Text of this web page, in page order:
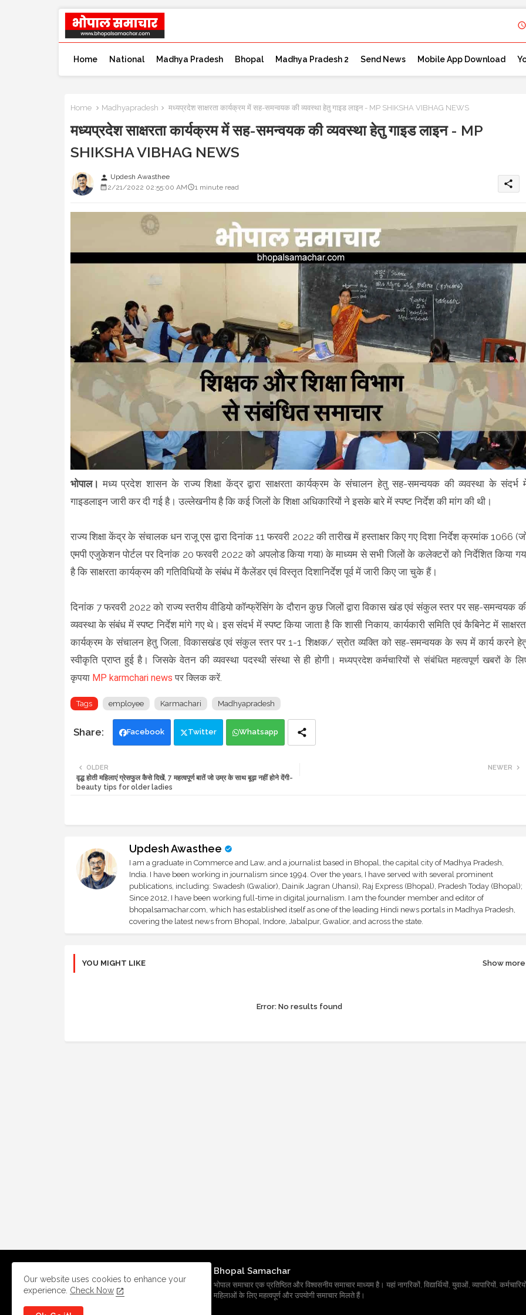
Home National Madhya Pradesh Bhopal Madhya Pradesh 2 Send News Mobile App Download
Home Madhyapradesh मध्यप्रदेश साक्षरता कार्यक्रम में सह-समन्वयक की व्यवस्था हेतु गाइड लाइन - MP SHIKSHA VIBHAG NEWS
मध्यप्रदेश साक्षरता कार्यक्रम में सह-समन्वयक की व्यवस्था हेतु गाइड लाइन - MP
SHIKSHA VIBHAG NEWS
person Updesh Awasthee
2/21/2022 02:55:00 AM
1 minute read share
भोपाल।मध्य प्रदेश शासन के राज्य शिक्षा केंद्र द्वारा साक्षरता कार्यक्रम के संचालन हेतु सह-समन्वयक की व्यवस्था के संदर्भ
गाइडलाइन जारी कर दी गई है। उल्लेखनीय है कि कई जिलों के शिक्षा अधिकारियों ने इसके बारे में स्पष्ट निर्देश की मांग की थी।
राज्य शिक्षा केंद्र के संचालक धन राजू एस द्वारा दिनांक 11 फरवरी 2022 की तारीख में हस्ताक्षर किए गए दिशा निर्देश क्रमांक 1066
एमपी एजुकेशन पोर्टल पर दिनांक 20 फरवरी 2022 को अपलोड किया गया) के माध्यम से सभी जिलों के कलेक्टरों को निर्देशित किया
है कि साक्षरता कार्यक्रम की गतिविधियों के संबंध में कैलेंडर एवं विस्तृत दिशानिर्देश पूर्व में जारी किए जा चुके हैं।
दिनांक 7 फरवरी 2022 को राज्य स्तरीय वीडियो कॉन्फ्रेंसिंग के दौरान कुछ जिलों द्वारा विकास खंड एवं संकुल स्तर पर सह-समन्वयक
व्यवस्था के संबंध में स्पष्ट निर्देश मांगे गए थे। इस संदर्भ में स्पष्ट किया जाता है कि शासी निकाय, कार्यकारी समिति एवं कैबिनेट में
कार्यक्रम के संचालन हेतु जिला, विकासखंड एवं संकुल स्तर पर 1-1 शिक्षक/ स्रोत व्यक्ति को सह-समन्वयक के रूप में कार्य करने
स्वीकृति प्राप्त हुई है। जिसके वेतन की व्यवस्था पदस्थी संस्था से ही होगी। मध्यप्रदेश कर्मचारियों से संबंधित महत्वपूर्ण खबरों के
कृपया MP karmchari news पर क्लिक करें.
Tags employee Karmachari Madhyapradesh
Facebook Twitter Whatsapp
NEWER
OLDER
वृद्ध होती महिलाएं ग्रेसफुल कैसे दिखें, 7 महत्वपूर्ण बातें जो उम्र के साथ बूढ़ा नहीं होने देंगी-
beauty tips for older ladies
Updesh Awasthee
I am a graduate in Commerce and Law, and a journalist based in Bhopal, the capital city of Madhya Pradesh,
India. I have been working in journalism since 1994. Over the years, I have served with several prominent
publications, including: Swadesh (Gwalior), Dainik Jagran (Jhansi), Raj Express (Bhopal), Pradesh Today (Bhopal);
Since 2012, I have been working full-time in digital journalism. I am the founder member and editor of
bhopalsamachar.com, which has established itself as one of the leading Hindi news portals in Madhya Pradesh,
covering the latest news from Bhopal, Indore, Jabalpur, Gwalior, and across the state.
YOU MIGHT LIKE Show more
Error:No results found
Bhopal Samachar
भोपाल समाचार एक प्रतिष्ठित और विश्वसनीय समाचार माध्यम है। यहां नागरिकों, विद्यार्थियों, युवाओं, व्यापारियों,
महिलाओं के लिए महत्वपूर्ण और उपयोगी समाचार मिलते हैं।
Our website uses cookies to enhance your
experience. Check Now